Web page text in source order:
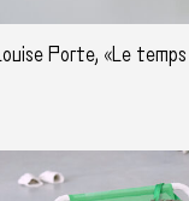
Porte, «Le